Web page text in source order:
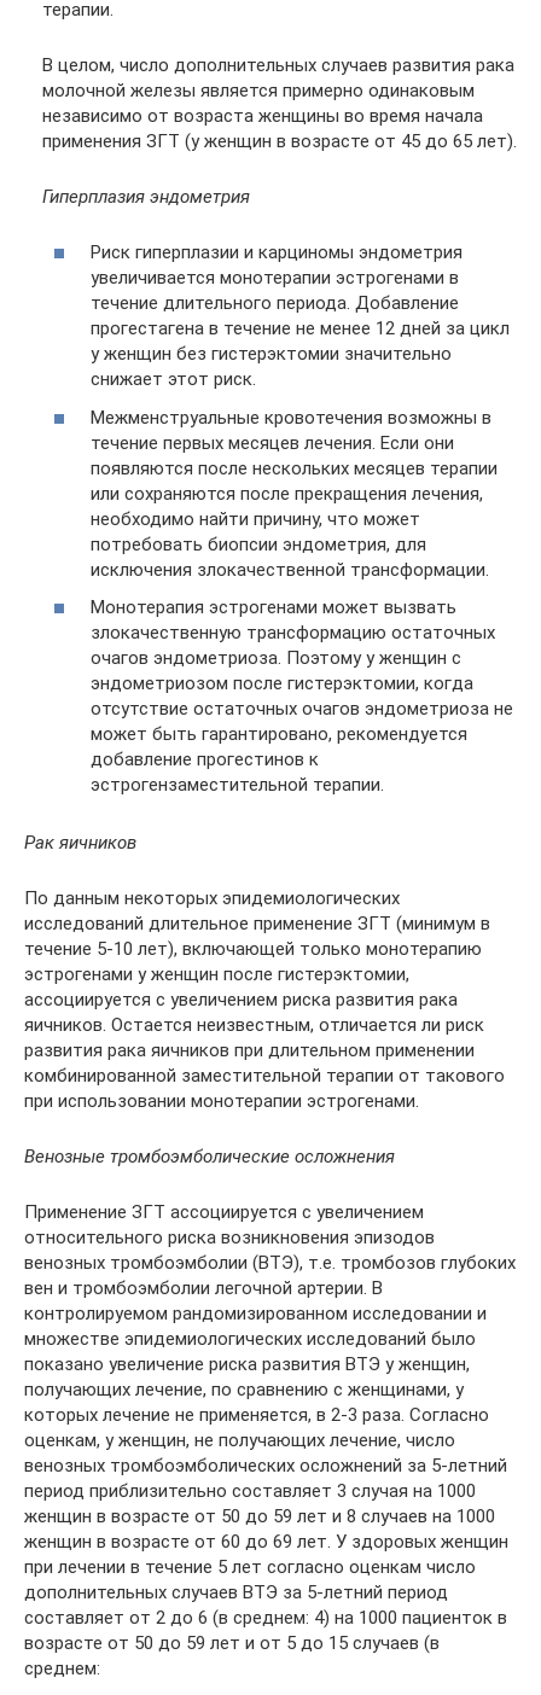
терапии.
В целом, число дополнительных случаев развития рака
молочной железы является примерно одинаковым
независимо от возраста женщины во время начала
применения ЗГТ (у женщин в возрасте от 45 до 65 лет).
Гиперплазия эндометрия
Риск гиперплазии и карциномы эндометрия
увеличивается монотерапии эстрогенами в
течение длительного периода. Добавление
прогестагена в течение не менее 12 дней за цикл
у женщин без гистерэктомии значительно
снижает этот риск.
Межменструальные кровотечения возможны в
течение первых месяцев лечения. Если они
появляются после нескольких месяцев терапии
или сохраняются после прекращения лечения,
необходимо найти причину, что может
потребовать биопсии эндометрия, для
исключения злокачественной трансформации.
Монотерапия эстрогенами может вызвать
злокачественную трансформацию остаточных
очагов эндометриоза. Поэтому у женщин с
эндометриозом после гистерэктомии, когда
отсутствие остаточных очагов эндометриоза не
может быть гарантировано, рекомендуется
добавление прогестинов к
эстрогензаместительной терапии.
Рак яичников
По данным некоторых эпидемиологических
исследований длительное применение ЗГТ (минимум в
течение 5-10 лет), включающей только монотерапию
эстрогенами у женщин после гистерэктомии,
ассоциируется с увеличением риска развития рака
яичников. Остается неизвестным, отличается ли риск
развития рака яичников при длительном применении
комбинированной заместительной терапии от такового
при использовании монотерапии эстрогенами.
Венозные тромбоэмболические осложнения
Применение ЗГТ ассоциируется с увеличением
относительного риска возникновения эпизодов
венозных тромбоэмболии (ВТЭ), т.е. тромбозов глубоких
вен и тромбоэмболии легочной артерии. В
контролируемом рандомизированном исследовании и
множестве эпидемиологических исследований было
показано увеличение риска развития ВТЭ у женщин,
получающих лечение, по сравнению с женщинами, у
которых лечение не применяется, в 2-3 раза. Согласно
оценкам, у женщин, не получающих лечение, число
венозных тромбоэмболических осложнений за 5-летний
период приблизительно составляет 3 случая на 1000
женщин в возрасте от 50 до 59 лет и 8 случаев на 1000
женщин в возрасте от 60 до 69 лет. У здоровых женщин
при лечении в течение 5 лет согласно оценкам число
дополнительных случаев ВТЭ за 5-летний период
составляет от 2 до 6 (в среднем: 4) на 1000 пациенток в
возрасте от 50 до 59 лет и от 5 до 15 случаев (в
среднем: